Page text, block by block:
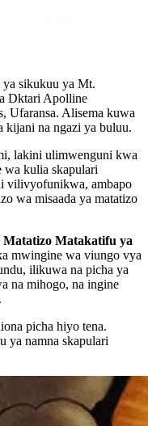
ya sikukuu ya Mt.
Dktari Apolline
Ufaransa. Alisema kuwa
kijani na ngazi ya buluu.
lakini ulimwenguni kwa
kulia skapulari
vilivyofunikwa, ambapo
wa misaada ya matatizo
Matatizo Matakatifu ya
mwingine wa viungo vya
ilikuwa na picha ya
na mihogo, na ingine
picha hiyo tena.
ya namna skapulari